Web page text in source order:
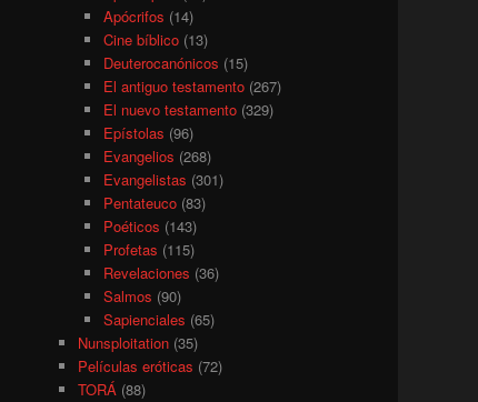
Apócrifos (14)
Cine bíblico(13)
Deuterocanónicos (15)
El antiguo testamento(267)
El nuevo testamento(329)
Epístolas (96)
Evangelios (268)
Evangelistas (301)
Pentateuco(83)
Poéticos (143)
Profetas (115)
Revelaciones (36)
Salmos (90)
Sapienciales (65)
Nunsploitation (35)
Películas eróticas (72)
TORÁ (88)